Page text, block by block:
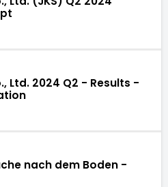
Ltd. 2024 Q2 - Results -
nach dem Boden -